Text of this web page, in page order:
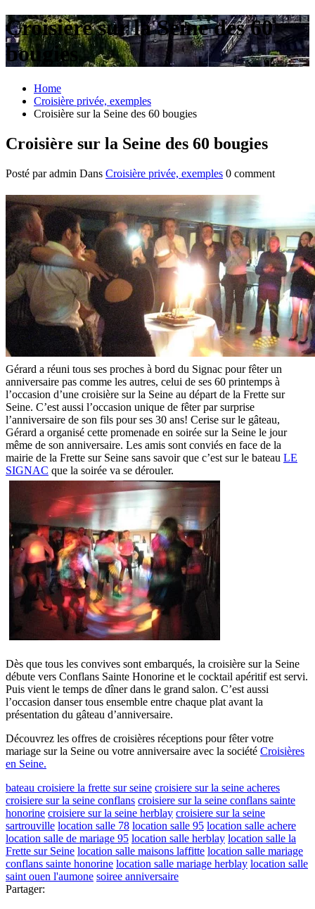
Croisière sur la Seine des 60
bougies
Home
Croisière privée, exemples
Croisière sur la Seine des 60 bougies
Croisière sur la Seine des 60 bougies
Posté par admin Dans Croisière privée, exemples 0 comment
Gérard a réuni tous ses proches à bord du Signac pour fêter un
anniversaire pas comme les autres, celui de ses 60 printemps à
l’occasion d’une croisière sur la Seine au départ de la Frette sur
Seine. C’est aussi l’occasion unique de fêter par surprise
l’anniversaire de son fils pour ses 30 ans! Cerise sur le gâteau,
Gérard a organisé cette promenade en soirée sur la Seine le jour
même de son anniversaire. Les amis sont conviés en face de la
mairie de la Frette sur Seine sans savoir que c’est sur le bateau LE
SIGNAC que la soirée va se dérouler.
Dès que tous les convives sont embarqués, la croisière sur la Seine
débute vers Conflans Sainte Honorine et le cocktail apéritif est servi.
Puis vient le temps de dîner dans le grand salon. C’est aussi
l’occasion danser tous ensemble entre chaque plat avant la
présentation du gâteau d’anniversaire.
Découvrez les offres de croisières réceptions pour fêter votre
mariage sur la Seine ou votre anniversaire avec la société Croisières
en Seine.
bateau croisiere la frette sur seine croisiere sur la seine acheres
croisiere sur la seine conflans croisiere sur la seine conflans sainte
honorine croisiere sur la seine herblay croisiere sur la seine
sartrouville location salle 78 location salle 95 location salle achere
location salle de mariage 95 location salle herblay location salle la
Frette sur Seine location salle maisons laffitte location salle mariage
conflans sainte honorine location salle mariage herblay location salle
saint ouen l'aumone soiree anniversaire
Partager: